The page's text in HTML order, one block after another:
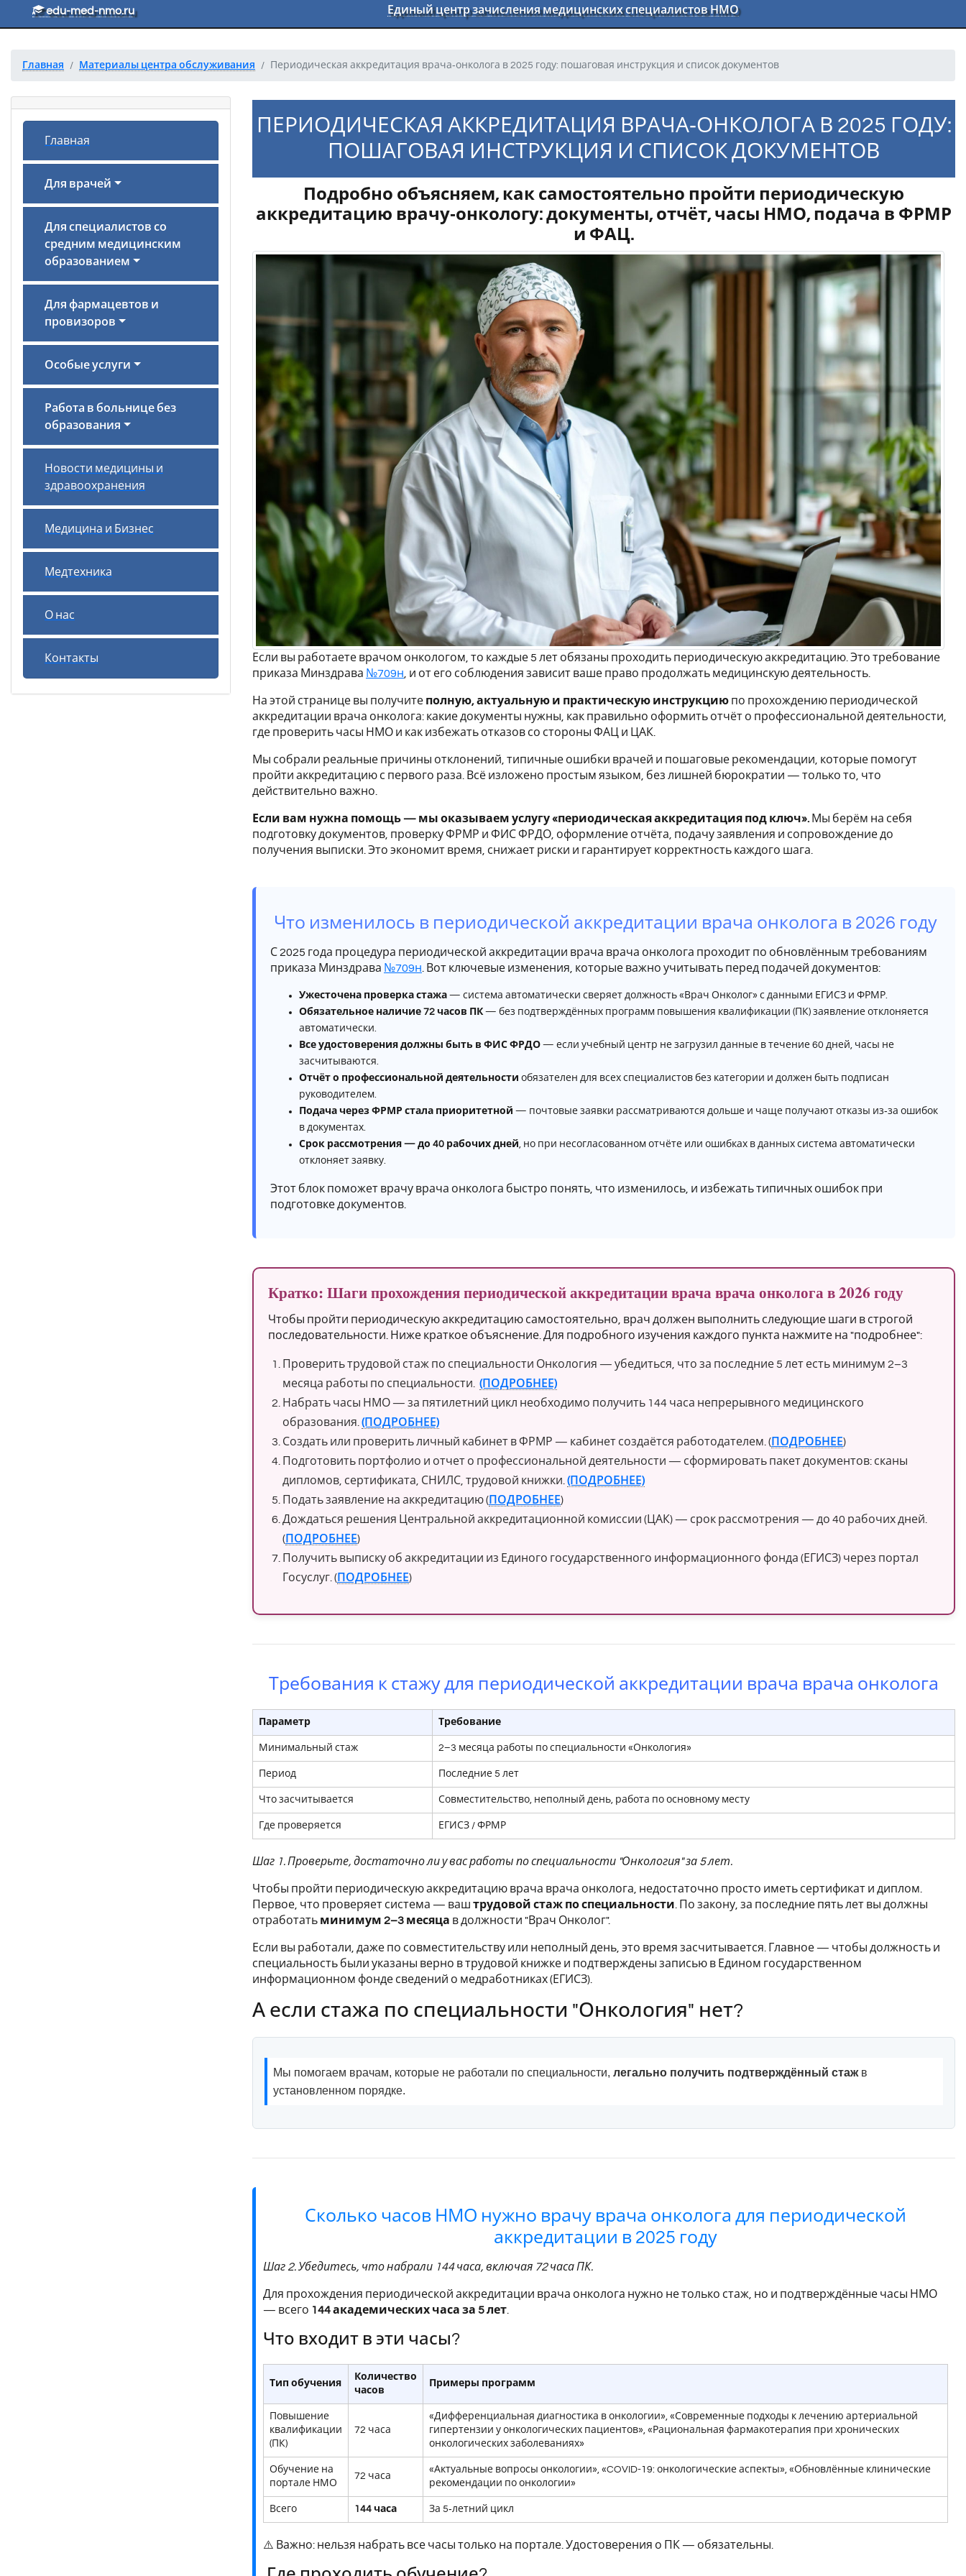
Перейти к основному тексту
edu-med-nmo.ru Единый центр зачисления медицинских специалистов НМО
Главная Материалы центра обслуживания Периодическая аккредитация врача‑онколога в 2025 году: пошаговая инструкция и список документов
Главная
Для врачей
Для специалистов со
средним медицинским
образованием
Для фармацевтов и
провизоров
Особые услуги
Работа в больнице без
образования
Новости медицины и
здравоохранения
Медицина и Бизнес
Медтехника
О нас
Контакты
ПЕРИОДИЧЕСКАЯ АККРЕДИТАЦИЯ ВРАЧА‑ОНКОЛОГА В 2025 ГОДУ:
ПОШАГОВАЯ ИНСТРУКЦИЯ И СПИСОК ДОКУМЕНТОВ
Подробно объясняем, как самостоятельно пройти периодическую
аккредитацию врачу‑онкологу: документы, отчёт, часы НМО, подача в ФРМР
и ФАЦ.
Если вы работаете врачом онкологом, то каждые 5 лет обязаны проходить периодическую аккредитацию. Это требование
приказа Минздрава №709н , и от его соблюдения зависит ваше право продолжать медицинскую деятельность.
На этой странице вы получите полную, актуальную и практическую инструкцию по прохождению периодической
аккредитации врача онколога: какие документы нужны, как правильно оформить отчёт о профессиональной деятельности,
где проверить часы НМО и как избежать отказов со стороны ФАЦ и ЦАК.
Мы собрали реальные причины отклонений, типичные ошибки врачей и пошаговые рекомендации, которые помогут
пройти аккредитацию с первого раза. Всё изложено простым языком, без лишней бюрократии — только то, что
действительно важно.
Если вам нужна помощь — мы оказываем услугу «периодическая аккредитация под ключ». Мы берём на себя
подготовку документов, проверку ФРМР и ФИС ФРДО, оформление отчёта, подачу заявления и сопровождение до
получения выписки. Это экономит время, снижает риски и гарантирует корректность каждого шага.
Что изменилось в периодической аккредитации врача онколога в 2026 году
С 2025 года процедура периодической аккредитации врача врача онколога проходит по обновлённым требованиям
приказа Минздрава №709н . Вот ключевые изменения, которые важно учитывать перед подачей документов:
Ужесточена проверка стажа — система автоматически сверяет должность «Врач Онколог» с данными ЕГИСЗ и ФРМР.
Обязательное наличие 72 часов ПК — без подтверждённых программ повышения квалификации (ПК) заявление отклоняется
автоматически.
Все удостоверения должны быть в ФИС ФРДО — если учебный центр не загрузил данные в течение 60 дней, часы не
засчитываются.
Отчёт о профессиональной деятельности обязателен для всех специалистов без категории и должен быть подписан
руководителем.
Подача через ФРМР стала приоритетной — почтовые заявки рассматриваются дольше и чаще получают отказы из‑за ошибок
в документах.
Срок рассмотрения — до 40 рабочих дней , но при несогласованном отчёте или ошибках в данных система автоматически
отклоняет заявку.
Этот блок поможет врачу врача онколога быстро понять, что изменилось, и избежать типичных ошибок при
подготовке документов.
Кратко: Шаги прохождения периодической аккредитации врача врача онколога в 2026 году
Чтобы пройти периодическую аккредитацию самостоятельно, врач должен выполнить следующие шаги в строгой
последовательности. Ниже краткое объяснение. Для подробного изучения каждого пункта нажмите на "подробнее":
Проверить трудовой стаж по специальности Онкология — убедиться, что за последние 5 лет есть минимум 2–3
месяца работы по специальности. (ПОДРОБНЕЕ)
Набрать часы НМО — за пятилетний цикл необходимо получить 144 часа непрерывного медицинского
образования. (ПОДРОБНЕЕ)
Создать или проверить личный кабинет в ФРМР — кабинет создаётся работодателем. (ПОДРОБНЕЕ)
Подготовить портфолио и отчет о профессиональной деятельности — сформировать пакет документов: сканы
дипломов, сертификата, СНИЛС, трудовой книжки. (ПОДРОБНЕЕ)
Подать заявление на аккредитацию (ПОДРОБНЕЕ)
Дождаться решения Центральной аккредитационной комиссии (ЦАК) — срок рассмотрения — до 40 рабочих дней.
(ПОДРОБНЕЕ)
Получить выписку об аккредитации из Единого государственного информационного фонда (ЕГИСЗ) через портал
Госуслуг. (ПОДРОБНЕЕ)
Требования к стажу для периодической аккредитации врача врача онколога
Параметр Требование
Минимальный стаж 2–3 месяца работы по специальности «Онкология»
Период Последние 5 лет
Что засчитывается Совместительство, неполный день, работа по основному месту
Где проверяется ЕГИСЗ / ФРМР
Шаг 1. Проверьте, достаточно ли у вас работы по специальности "Онкология" за 5 лет.
Чтобы пройти периодическую аккредитацию врача врача онколога, недостаточно просто иметь сертификат и диплом.
Первое, что проверяет система — ваш трудовой стаж по специальности . По закону, за последние пять лет вы должны
отработать минимум 2–3 месяца в должности "Врач Онколог".
Если вы работали, даже по совместительству или неполный день, это время засчитывается. Главное — чтобы должность и
специальность были указаны верно в трудовой книжке и подтверждены записью в Едином государственном
информационном фонде сведений о медработниках (ЕГИСЗ).
А если стажа по специальности "Онкология" нет?
Мы помогаем врачам, которые не работали по специальности, легально получить подтверждённый стажв
установленном порядке.
Сколько часов НМО нужно врачу врача онколога для периодической
аккредитации в 2025 году
Шаг 2. Убедитесь, что набрали 144 часа, включая 72 часа ПК.
Для прохождения периодической аккредитации врача онколога нужно не только стаж, но и подтверждённые часы НМО
— всего 144 академических часа за 5 лет
Что входит в эти часы?
Тип обучения
Количество
часов
Примеры программ
Повышение
квалификации
(ПК)
72 часа
«Дифференциальная диагностика в онкологии», «Современные подходы к лечению артериальной
гипертензии у онкологических пациентов», «Рациональная фармакотерапия при хронических
онкологических заболеваниях»
Обучение на
портале НМО
72 часа
«Актуальные вопросы онкологии», «COVID-19: онкологические аспекты», «Обновлённые клинические
рекомендации по онкологии»
Всего 144 часа За 5‑летний цикл
⚠️ Важно: нельзя набрать все часы только на портале. Удостоверения о ПК — обязательны.